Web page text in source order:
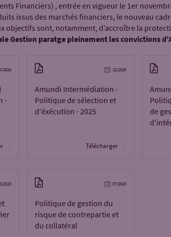
Financiers) , entrée en vigueur le 1er
issus des marchés financiers, le nouveau
objectifs sont, notamment, d’accroître la
Gestion paratge pleinement les convictions
2024
-
12/2025
Amundi Intermédiation -
Politique de sélection et
d'éxécution - 2025
Télécharger
de
2023 07/2020
Politique de gestion du
risque de contrepartie et
du collatéral